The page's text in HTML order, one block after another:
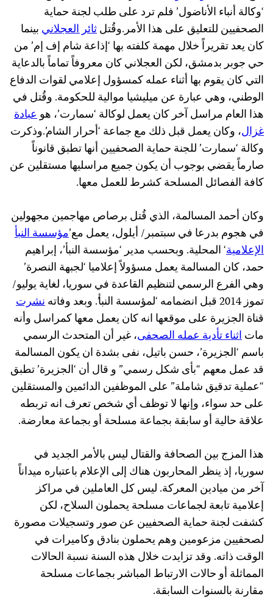
‘وكالة أنباء الأناضول’ فلم ترد على طلب لجنة حماية
الصحفيين للتعليق على هذا الأمر.وقُتلثائر العجلاني بينما
كان يعد تقريراً خلال مهمة كلفته بها ‘إذاعة شام إف إم’ من
حي جوبر بدمشق، لكن العجلاني كان معروفاً تماماً بالدعاية
التي كان يقوم بها أثناء عمله كمسؤول إعلامي لقوات الدفاع
الوطني، وهي عبارة عن ميليشيا موالية للحكومة. وقُتل في
هذا العام مراسل آخر كان يعمل لوكالة ‘سمارت’، هوعبادة
غزال، وكان يعمل قبل ذلك مع جماعة ‘أحرار الشام’.وذكرت
وكالة ‘سمارت’ للجنة حماية الصحفيين أنها تطبق قانوناً
صارماً يقضي بوجوب أن يكون جميع مراسليها مستقلين عن
كافة الفصائل المسلحة كشرط للعمل معها.
وكان أحمد المسالمة، الذي قُتل برصاص مهاجمين مجهولين
في هجوم بدرعا في سبتمبر/ أيلول، يعمل مع’مؤسسة النبأ
الإعلامية‘ المحلية. وبحسب مدير ‘مؤسسة النبأ’، إبراهيم
حمد، كان المسالمة يعمل مسؤولاً إعلاميا ‘لجبهة النصرة’
وهي الفرع الرسمي لتنظيم القاعدة في سوريا، لغاية يوليو/
تموز 2014 قبل انضمامه ‘لمؤسسة النبأ’. وبعد وفاته
نشرت
قناة الجزيرة على موقعها انه كان يعمل معها كمراسل وأنه
ماتاثناء تأدية عمله الصحفى، غير أن المتحدث الرسمي
باسم ‘الجزيرة’، حسن باتيل، نفى بشدة ان يكون المسالمة
قد عمل معهم “بأى شكل رسمي” و قال أن ‘الجزيرة’ تطبق
“عملية تدقيق شاملة” على الموظفين الدائمين والمستقلين
على حد سواء، وإنها لا توظف أي شخص تعرف انه تربطه
علاقة حالية أو سابقة بجماعة مسلحة أو بجماعة معارضة.
هذا المزج بين الصحافة والقتال ليس بالأمر الجديد في
سوريا، إذ ينظر المحاربون هناك إلى الإعلام باعتباره ميداناً
آخر من ميادين المعركة. ليس كل العاملين في مراكز
إعلامية تابعة لجماعات مسلحة يحملون السلاح، لكن
كشفت لجنة حماية الصحفيين عن صور وتسجيلات مصورة
لصحفيين مزعومين وهم يحملون بنادق وكاميرات في
الوقت ذاته. وقد تزايدت خلال هذه السنة نسبة الحالات
المماثلة أو حالات الارتباط المباشر بجماعات مسلحة
مقارنة بالسنوات السابقة.